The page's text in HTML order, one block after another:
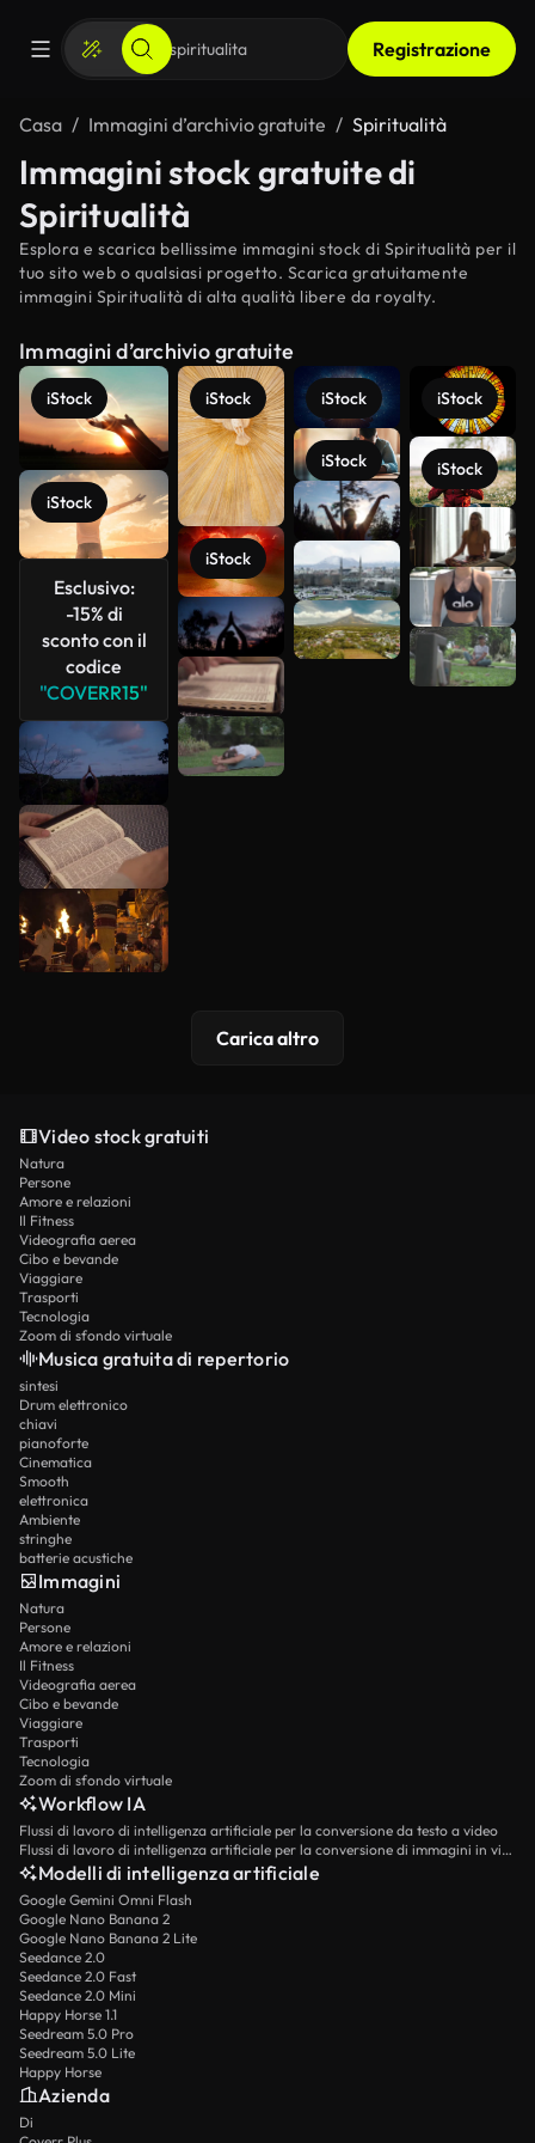
Registrazione
Casa Immagini d’archivio gratuite Spiritualità
Immagini stock gratuite di
Spiritualità
Esplora e scarica bellissime immagini stock di Spiritualità per il
tuo sito web o qualsiasi progetto. Scarica gratuitamente
immagini Spiritualità di alta qualità libere da royalty.
Immagini d’archivio gratuite
iStock
iStock
Esclusivo:
-15% di
sconto con il
codice
"COVERR15"
iStock
iStock
iStock
iStock
iStock
iStock
Scopri di
più
Carica altro
Video stock gratuiti
Natura
Persone
Amore e relazioni
Il Fitness
Videografia aerea
Cibo e bevande
Viaggiare
Trasporti
Tecnologia
Zoom di sfondo virtuale
Musica gratuita di repertorio
sintesi
Drum elettronico
chiavi
pianoforte
Cinematica
Smooth
elettronica
Ambiente
stringhe
batterie acustiche
Immagini
Natura
Persone
Amore e relazioni
Il Fitness
Videografia aerea
Cibo e bevande
Viaggiare
Trasporti
Tecnologia
Zoom di sfondo virtuale
Workflow IA
Flussi di lavoro di intelligenza artificiale per la conversione da testo a video
Flussi di lavoro di intelligenza artificiale per la conversione di immagini in video
Modelli di intelligenza artificiale
Google Gemini Omni Flash
Google Nano Banana 2
Google Nano Banana 2 Lite
Seedance 2.0
Seedance 2.0 Fast
Seedance 2.0 Mini
Happy Horse 1.1
Seedream 5.0 Pro
Seedream 5.0 Lite
Happy Horse
Azienda
Di